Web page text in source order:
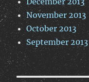
November 2013
October 2013
September 2013